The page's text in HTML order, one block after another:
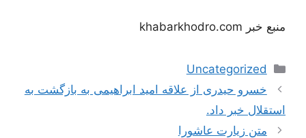
منبع خبر khabarkhodro.com
دسته‌ها
Uncategorized
ناوبری
نوشته‌ها
خسرو حیدری از علاقه امید ابراهیمی به بازگشت به
استقلال خبر داد.
متن زیارت عاشورا